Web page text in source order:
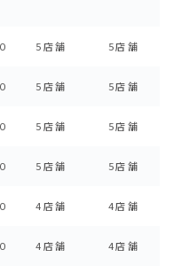
5店舗 5店舗
5店舗 5店舗
5店舗 5店舗
5店舗 5店舗
4店舗 4店舗
4店舗 4店舗